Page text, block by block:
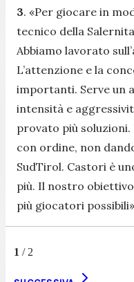
3. «Per giocare in
tecnico della
Abbiamo lavorato
L’attenzione e la
importanti. Serve un
intensità e
provato più
con ordine, non
SudTirol. Castori è
più. Il nostro
più giocatori possibili»
1 / 2